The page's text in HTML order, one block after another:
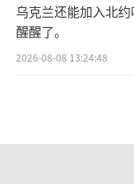
乌克兰还能加入北
醒醒了。
2026-08-08 13:24:48